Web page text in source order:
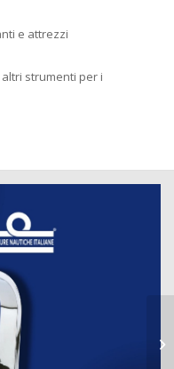
e attrezzi
strumenti per i